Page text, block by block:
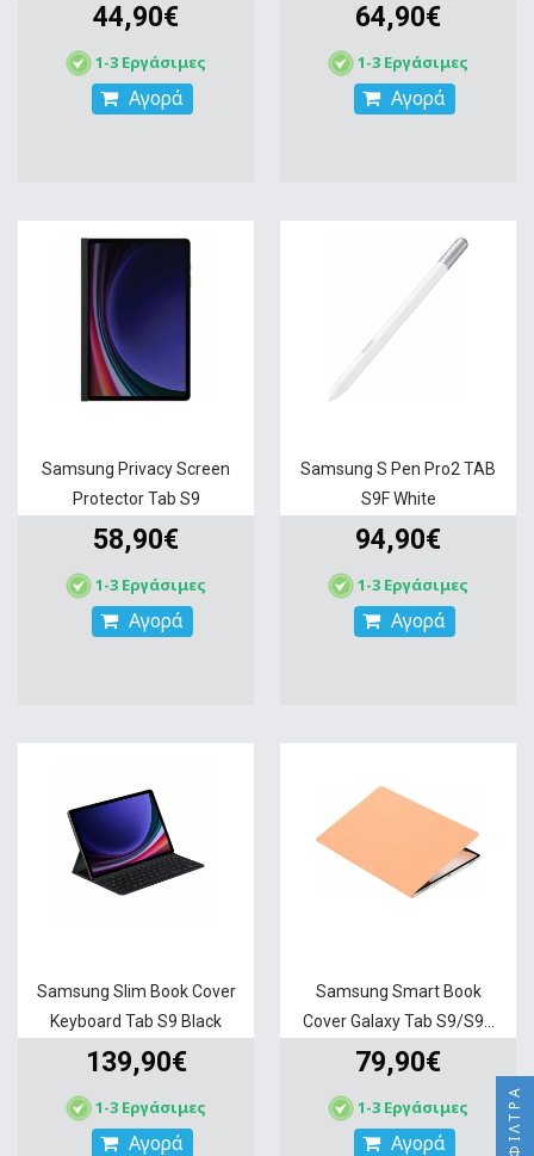
44,90€
1-3 Εργάσιμες
Αγορά
64,90€
1-3 Εργάσιμες
Αγορά
Samsung Privacy Screen
Protector Tab S9
58,90€
1-3 Εργάσιμες
Αγορά
Samsung S Pen Pro2 TAB
S9F White
94,90€
1-3 Εργάσιμες
Αγορά
Samsung Slim Book Cover
Keyboard Tab S9 Black
139,90€
1-3 Εργάσιμες
Αγορά
Samsung Smart Book
Cover Galaxy Tab S9/S9...
79,90€
1-3 Εργάσιμες
Αγορά ΦΊΛΤΡΑ